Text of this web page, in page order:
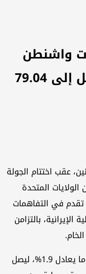
واشنطن
وطهران.. وخام برنت يصل إلى 79.04
عقب اختتام الجولة
المتحدة
في التفاهمات
بالتزامن
وانخفض خام برنت بمقدار 1.53 دولار، أو ما يعادل 1.9%، ليصل